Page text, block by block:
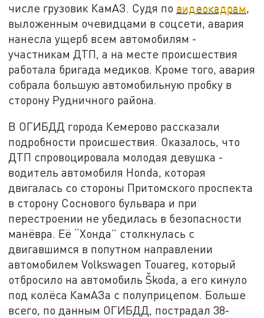
числе грузовик КамАЗ. Судя по видеокадрам,
выложенным очевидцами в соцсети, авария
нанесла ущерб всем автомобилям -
участникам ДТП, а на месте происшествия
работала бригада медиков. Кроме того, авария
собрала большую автомобильную пробку в
сторону Рудничного района.
В ОГИБДД города Кемерово рассказали
подробности происшествия. Оказалось, что
ДТП спровоцировала молодая девушка -
водитель автомобиля Honda, которая
двигалась со стороны Притомского проспекта
в сторону Соснового бульвара и при
перестроении не убедилась в безопасности
манёвра. Её “Хонда” столкнулась с
двигавшимся в попутном направлении
автомобилем Volkswagen Touareg, который
отбросило на автомобиль Škoda, а его кинуло
под колёса КамАЗа с полуприцепом. Больше
всего, по данным ОГИБДД, пострадал 38-